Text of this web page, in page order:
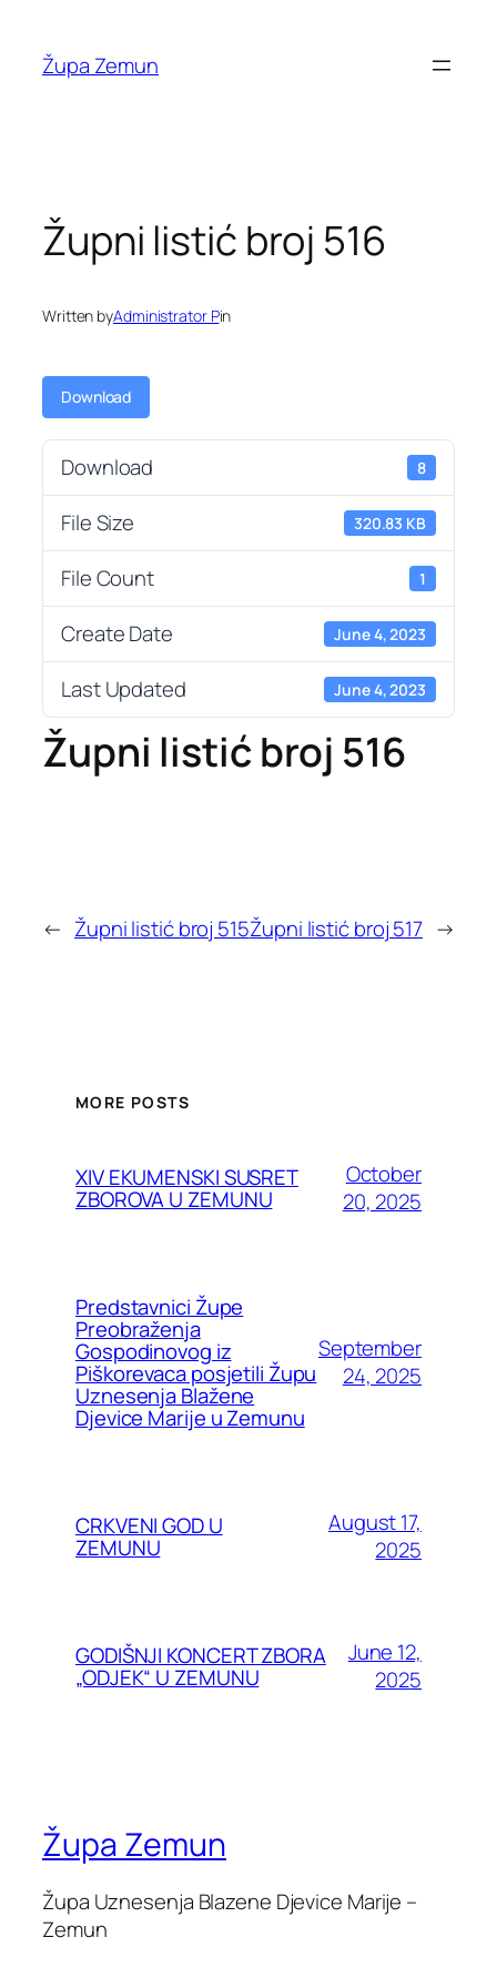
content
Župa Zemun
Župni listić broj 516
Written byAdministrator Pin
Download
Download 8
File Size 320.83 KB
File Count 1
Create Date June 4, 2023
Last Updated June 4, 2023
Župni listić broj 516
← Župni listić broj 515Župni listić broj 517 →
MORE POSTS
XIV EKUMENSKI SUSRET
ZBOROVA U ZEMUNU
October
20, 2025
Predstavnici Župe
Preobraženja
Gospodinovog iz
Piškorevaca posjetili Župu
Uznesenja Blažene
Djevice Marije u Zemunu
September
24, 2025
CRKVENI GOD U
ZEMUNU
August 17,
2025
GODIŠNJI KONCERT ZBORA
„ODJEK“ U ZEMUNU
June 12,
2025
Župa Zemun
Župa Uznesenja Blazene Djevice Marije –
Zemun